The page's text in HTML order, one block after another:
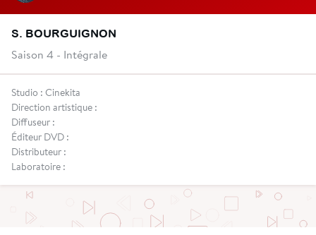
S. BOURGUIGNON
Saison 4 - Intégrale
Studio : Cinekita
Direction artistique :
Diffuseur :
Éditeur DVD :
Distributeur :
Laboratoire :